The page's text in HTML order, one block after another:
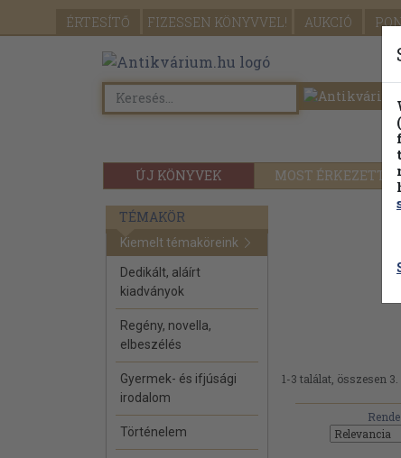
ÉRTESÍTŐ FIZESSEN KÖNYVVEL! AUKCIÓ
ÚJ KÖNYVEK MOST ÉRKEZETT
TÉMAKÖR
Kiemelt témaköreink
Dedikált, aláírt
kiadványok
Regény, novella,
elbeszélés
Gyermek- és ifjúsági
irodalom
Történelem
1-3 találat, összesen 3.